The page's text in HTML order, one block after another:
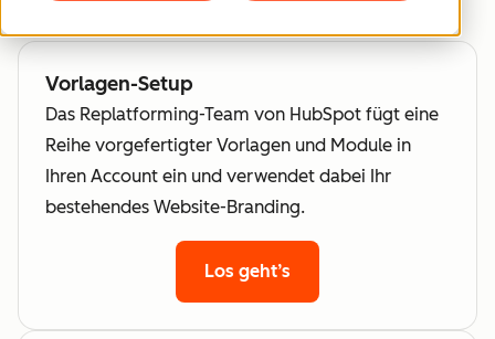
Vorlagen-Setup
Das Replatforming-Team von HubSpot fügt eine
Reihe vorgefertigter Vorlagen und Module in
Ihren Account ein und verwendet dabei Ihr
bestehendes Website-Branding.
Los geht’s